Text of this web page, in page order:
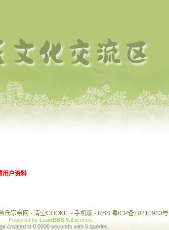
用户资料
氏宗亲网 - 清空COOKIE- 手机版 - RSS粤ICP备10210983号
Powered by LeadBBS 9.2 licence
created in 0.0000 seconds with 6 queries.